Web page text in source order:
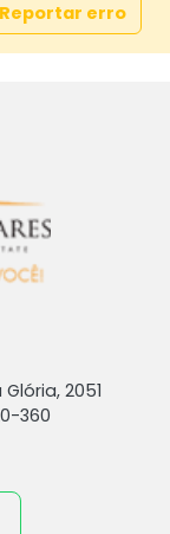
Reportar erro
2051
360